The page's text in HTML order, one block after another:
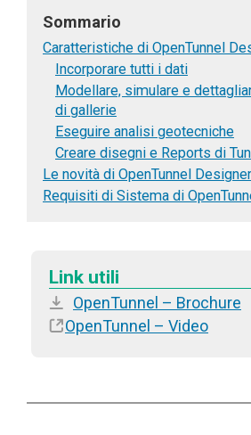
Sommario
Caratteristiche di OpenTunnel
Incorporare tutti i dati
Modellare, simulare e
di gallerie
Eseguire analisi geotecniche
Creare disegni e Reports di
Le novità di OpenTunnel
Requisiti di Sistema di
Link utili
OpenTunnel – Brochure
OpenTunnel – Video